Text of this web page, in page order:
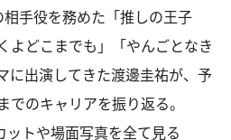
手役を務めた「推しの王子
よどこまでも」「やんごとなき
に出演してきた渡邊圭祐が、予
のキャリアを振り返る。
トや場面写真を全て見る